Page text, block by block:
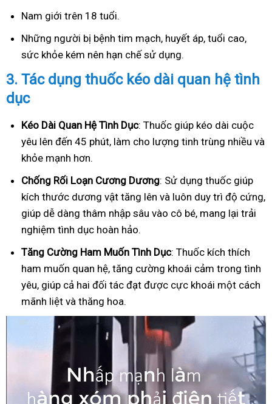
Nam giới trên 18 tuổi.
Những người bị bệnh tim mạch, huyết áp, tuổi cao,
sức khỏe kém nên hạn chế sử dụng.
3. Tác dụng thuốc kéo dài quan hệ tình
dục
Kéo Dài Quan Hệ Tình Dục: Thuốc giúp kéo dài cuộc
yêu lên đến 45 phút, làm cho lượng tinh trùng nhiều và
khỏe mạnh hơn.
Chống Rối Loạn Cương Dương: Sử dụng thuốc giúp
kích thước dương vật tăng lên và luôn duy trì độ cứng,
giúp dễ dàng thâm nhập sâu vào cô bé, mang lại trải
nghiệm tình dục hoàn hảo.
Tăng Cường Ham Muốn Tình Dục: Thuốc kích thích
ham muốn quan hệ, tăng cường khoái cảm trong tình
yêu, giúp cả hai đối tác đạt được cực khoái một cách
mãnh liệt và thăng hoa.